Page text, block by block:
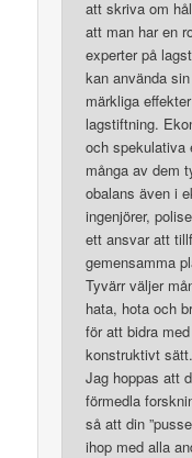
att skriva om
att man har en
experter på
kan använda
märkliga
lagstiftning.
och spekulativa
många av dem
obalans även i
ingenjörer,
ett ansvar att
gemensamma
Tyvärr väljer
hata, hota och
för att bidra
konstruktivt sätt.
Jag hoppas att
förmedla
så att din
ihop med alla